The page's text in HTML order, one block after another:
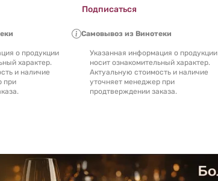
о продукции
характер.
и наличие
при
Подписаться
Самовывоз из Винотеки
Указанная информация о продукции
носит ознакомительный характер.
Актуальную стоимость и наличие
уточняет менеджер при
продтверждении заказа.